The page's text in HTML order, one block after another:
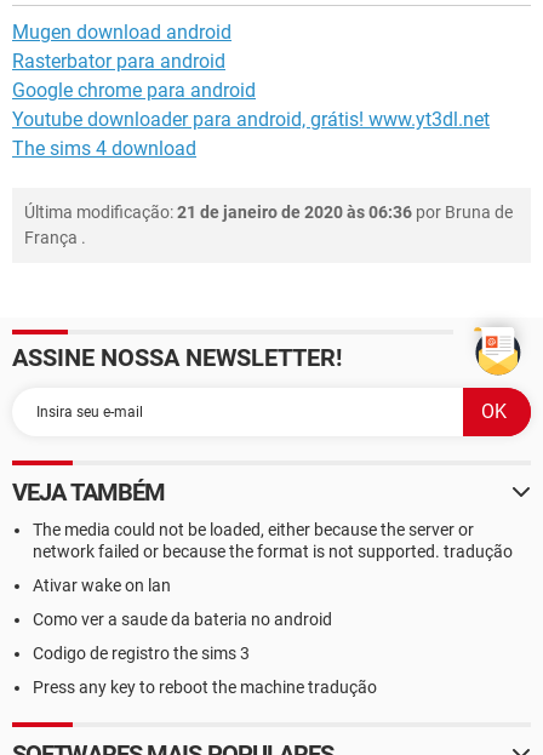
Mugen download android
Rasterbator para android
Google chrome para android
Youtube downloader para android, grátis! www.yt3dl.net
The sims 4 download
Última modificação:21 de janeiro de 2020 às 06:36 por Bruna de
França .
ASSINE NOSSA NEWSLETTER!
VEJA TAMBÉM
The media could not be loaded, either because the server or
network failed or because the format is not supported. tradução
Ativar wake on lan
Como ver a saude da bateria no android
Codigo de registro the sims 3
Press any key to reboot the machine tradução